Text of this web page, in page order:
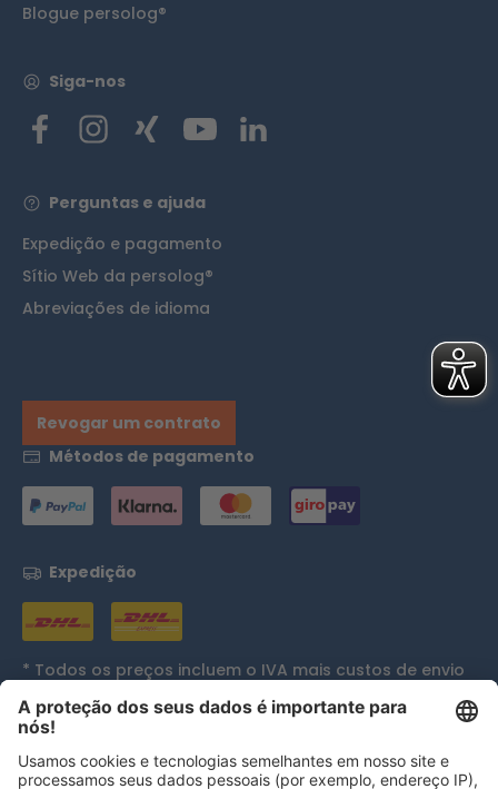
Blogue persolog®
Siga-nos
Perguntas e ajuda
Expedição e pagamento
Sítio Web da persolog®
Abreviações de idioma
Revogar um contrato
Métodos de pagamento
Expedição
* Todos os preços incluem o IVA mais custos de envio
e, se aplicável, custos de entrega em dinheiro, exceto
se indicado de outra forma.
Reconhecimentos